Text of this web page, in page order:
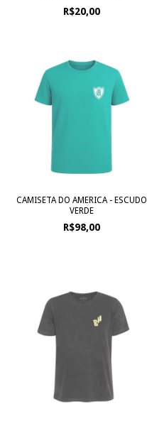
R$20,00
CAMISETA DO AMERICA - ESCUDO
VERDE
R$98,00